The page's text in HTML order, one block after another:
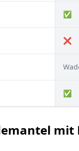
✅
❌
✅
mit